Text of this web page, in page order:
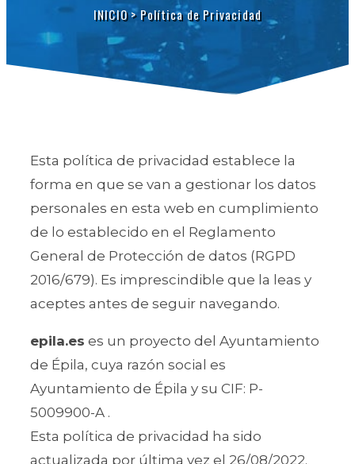
INICIO>Política de Privacidad
Esta política de privacidad establece la
forma en que se van a gestionar los datos
personales en esta web en cumplimiento
de lo establecido en el Reglamento
General de Protección de datos (RGPD
2016/679). Es imprescindible que la leas y
aceptes antes de seguir navegando.
epila.es es un proyecto del Ayuntamiento
de Épila, cuya razón social es
Ayuntamiento de Épila y su CIF: P-
5009900-A .
Esta política de privacidad ha sido
actualizada por última vez el 26/08/2022.